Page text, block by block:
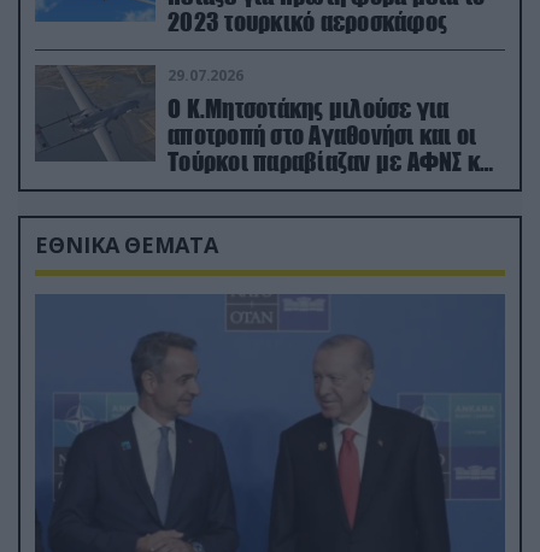
2023 τουρκικό αεροσκάφος
29.07.2026
Ο Κ.Μητσοτάκης μιλούσε για
αποτροπή στο Αγαθονήσι και οι
Τούρκοι παραβίαζαν με ΑΦΝΣ και
drone
ΕΘΝΙΚΑ ΘΕΜΑΤΑ